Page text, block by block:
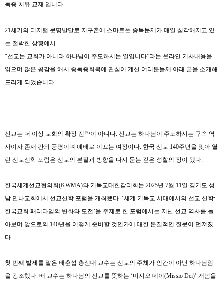
독증 치유 교재 입니다.
21세기의 디지털 문명발달로 지구촌에 스마트폰 중독문제가 매일 심각해지고 있
는 절박한 상황에서
“선교는 교회가 아니라 하나님이 주도하시는 일입니다”라는 온라인 기사내용을
읽으며 많은 공감을 해서 중독증회복에 관심이 계신 여러분들께 아래 글을 소개해
드리게 되었습니다.
-----------------------------------------------------------
선교는 더 이상 교회의 확장 전략이 아니다. 선교는 하나님이 주도하시는 구속 역
사이자 존재 간의 공명이며 예배로 이끄는 여정이다. 한국 선교 140주년을 맞아 열
린 선교신학 포럼은 선교의 본질과 방향을 다시 묻는 깊은 성찰의 장이 됐다.
한국세계선교협의회 (KWMA)와 기독교대한감리회는 2025년 7월 11일 경기도 성
남 만나교회에서 선교신학 포럼을 개최했다. ‘세계 기독교 시대에서의 선교 신학:
한국교회 패러다임의 변화와 도전’을 주제로 한 포럼에서는 지난 선교 역사를 돌
아보며 앞으로의 140년을 어떻게 준비할 것인가에 대한 본질적인 질문이 던져졌
다.
첫 번째 발제를 맡은 배춘섭 총신대 교수는 선교의 주체가 인간이 아닌 하나님임
을 강조했다. 배 교수는 하나님의 선교를 뜻하는 ‘미시오 데이 (Missio Dei)’ 개념을